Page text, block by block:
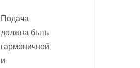
Подача
должна быть
гармоничной
и